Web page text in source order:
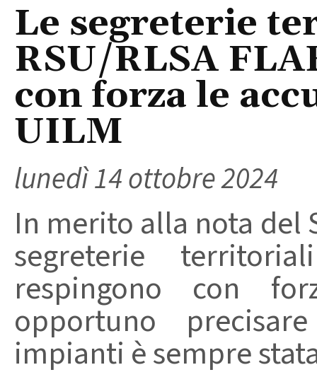
Le segreterie
RSU/RLSA
con forza le
UILM
lunedì 14 ottobre 2024
In merito alla nota del
segreterie
respingono con
opportuno
impianti è sempre